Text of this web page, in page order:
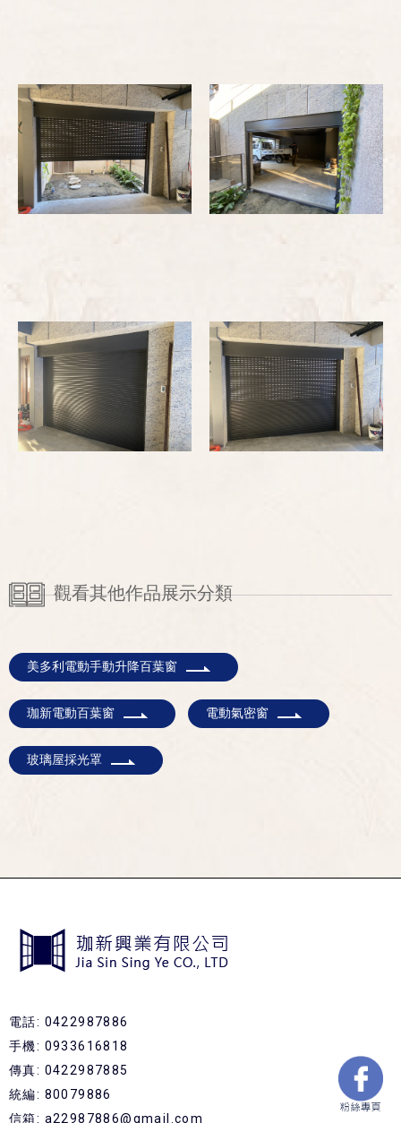
觀看其他作品展示分類
美多利電動手動升降百葉窗
珈新電動百葉窗 電動氣密窗
玻璃屋採光罩
電話: 0422987886
手機: 0933616818
傳真: 0422987885
統編: 80079886
信箱: a22987886@gmail.com